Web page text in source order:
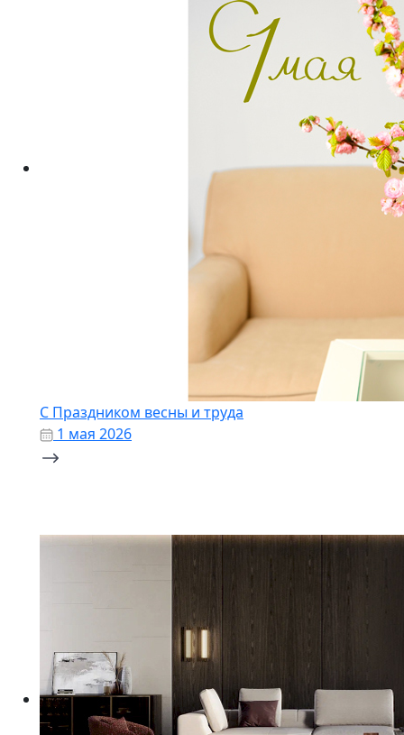
С Праздником весны и труда
1 мая 2026